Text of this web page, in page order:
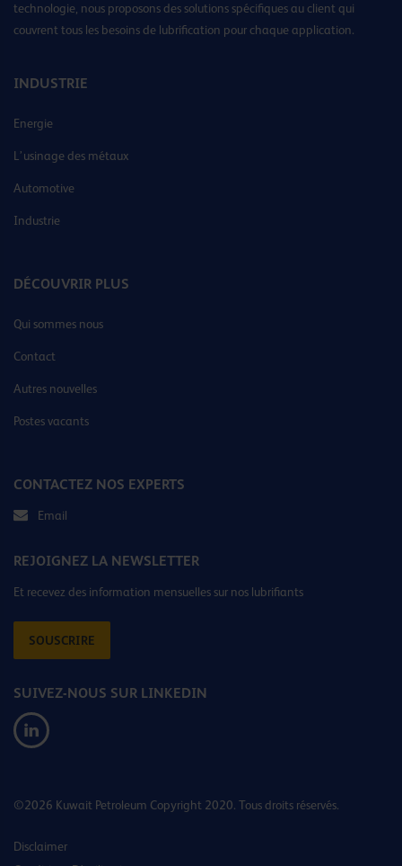
technologie, nous proposons des solutions spécifiques au client qui
couvrent tous les besoins de lubrification pour chaque application.
INDUSTRIE
Energie
L’usinage des métaux
Automotive
Industrie
DÉCOUVRIR PLUS
Qui sommes nous
Contact
Autres nouvelles
Postes vacants
CONTACTEZ NOS EXPERTS
Email
REJOIGNEZ LA NEWSLETTER
Et recevez des information mensuelles sur nos lubrifiants
SOUSCRIRE
SUIVEZ-NOUS SUR LINKEDIN
©2026 Kuwait Petroleum Copyright 2020. Tous droits réservés.
Disclaimer